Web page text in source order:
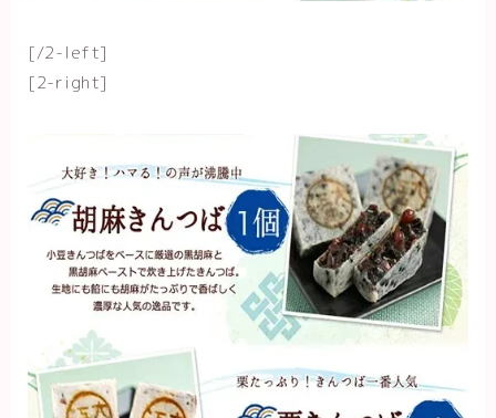
[/2-left]
[2-right]